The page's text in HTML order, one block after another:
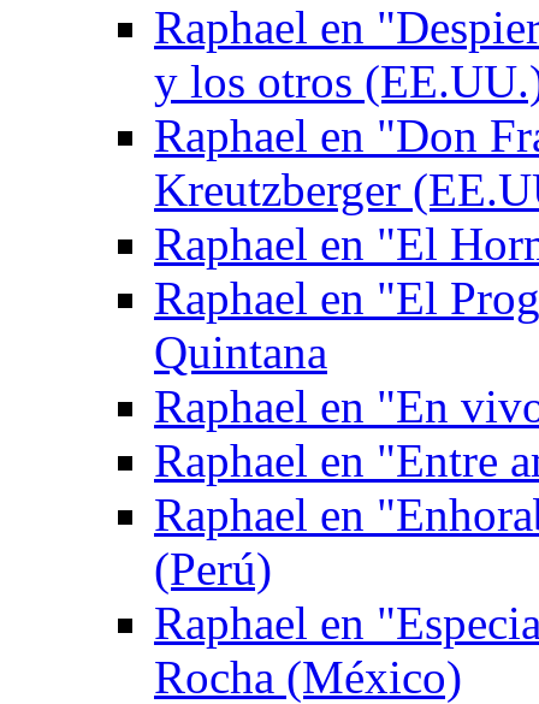
Raphael en
y los otros
Raphael en "Don
Kreutzberger
Raphael en "El
Raphael en "El
Quintana
Raphael en "En
Raphael en "Entre
Raphael en
(Perú)
Raphael en
Rocha (México)